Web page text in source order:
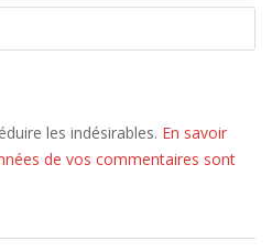
les indésirables. En savoir
de vos commentaires sont